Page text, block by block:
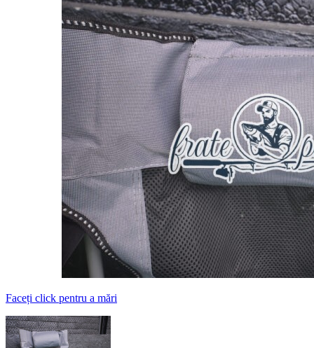
Faceți click pentru a mări